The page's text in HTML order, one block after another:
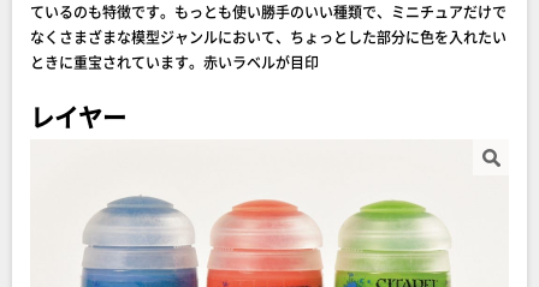
ているのも特徴です。もっとも使い勝手のいい種類で、ミニチュアだけで
なくさまざまな模型ジャンルにおいて、ちょっとした部分に色を入れたい
ときに重宝されています。赤いラベルが目印
レイヤー